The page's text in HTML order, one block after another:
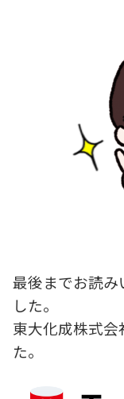
最後までお読み
した。
東大化成株式
た。